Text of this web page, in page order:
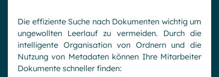
Die effiziente Suche nach Dokumenten wichtig um
ungewollten Leerlauf zu vermeiden. Durch die
intelligente Organisation von Ordnern und die
Nutzung von Metadaten können Ihre Mitarbeiter
Dokumente schneller finden: